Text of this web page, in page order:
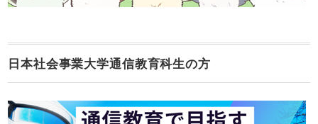
日本社会事業大学通信教育科生の方